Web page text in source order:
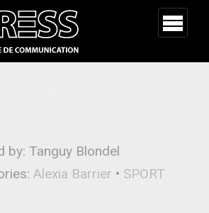
by: Tanguy Blondel
Alexia Barrier • SPORT